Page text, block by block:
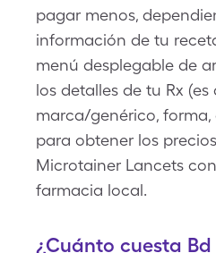
pagar menos,
información de tu
menú desplegable de
los detalles de tu Rx (es
marca/genérico, forma,
para obtener los
Microtainer Lancets
farmacia local.
¿Cuánto cuesta